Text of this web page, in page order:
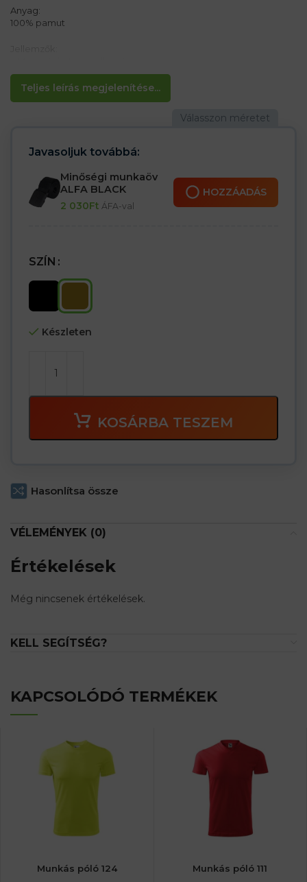
Teljes leírás megjelenítése...
Anyag:
100% pamut
– 6 – panel
– Ideális fényvédelem
– Kényelmes
Javasoljuk továbbá:
Minőségi munkaöv
ALFA BLACK
2 030Ft ÁFA-val
HOZZÁADÁS
SZÍN
Készleten
KOSÁRBA TESZEM
Hasonlítsa össze
VÉLEMÉNYEK (0)
Értékelések
Még nincsenek értékelések.
KELL SEGÍTSÉG?
KAPCSOLÓDÓ TERMÉKEK
Munkás póló 124 Munkás póló 111